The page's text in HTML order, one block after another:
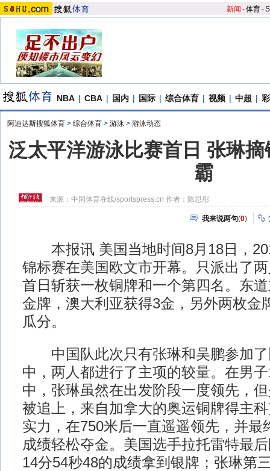
新闻 -体育-S
NBA | CBA | 国内 | 国际 | 综合体育 | 视频 | 中超 |
阿迪达斯搜狐体育 > 综合体育 > 游泳 > 游泳动态
泛太平洋游泳比赛首日 张琳
霸
来源： 中国体育在线/sportspress.cn 作者：陈思彤
我来说两句(0)
本报讯 美国当地时间8月18日，
锦标赛在美国欧文市开幕。只派出了
首日斩获一枚铜牌和一个第四名。东
金牌，澳大利亚获得3金，另外两枚金
瓜分。
中国队此次只有张琳和吴鹏参加了
中，两人都进行了主项的较量。在男
中，张琳虽然在出发阶段一度领先，
被追上，来自加拿大的奥运铜牌得主
实力，在750米后一直遥遥领先，并最
成绩轻松夺金。美国选手拉托雷特最
14分54秒48的成绩拿到银牌；张琳第